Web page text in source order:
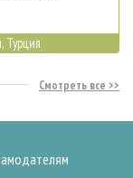
Турция
Смотреть все